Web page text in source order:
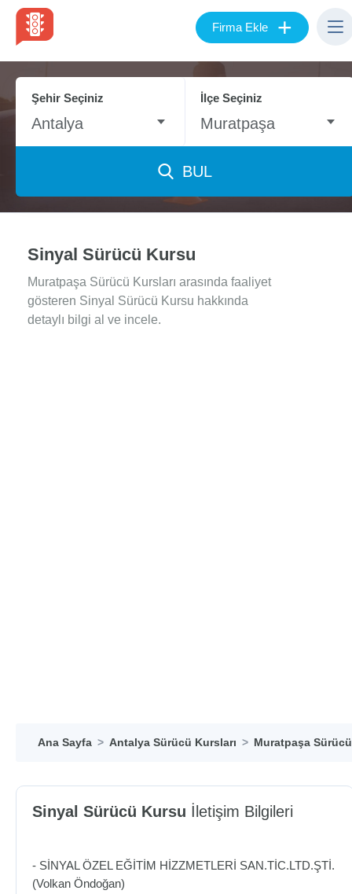
Firma Ekle +
Şehir Seçiniz
Antalya
İlçe Seçiniz
Muratpaşa
BUL
Sinyal Sürücü Kursu
Muratpaşa Sürücü Kursları arasında faaliyet
gösteren Sinyal Sürücü Kursu hakkında
detaylı bilgi al ve incele.
Ana Sayfa Antalya Sürücü Kursları Muratpaşa
Sinyal Sürücü Kursu İletişim Bilgileri
- SİNYAL ÖZEL EĞİTİM HİZZMETLERİ SAN.TİC.LTD.ŞTİ.
(Volkan Öndoğan)